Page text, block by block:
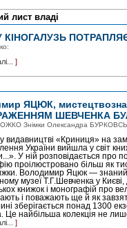
лист владі
КІНОГАЛУЗЬ
]
ЯЦЮК,
ШЕВЧЕНКА
Знімки Олександра
видавництві «Криниця» на
України вийшла у світ
У ній розповідається про
проілюстровано більш як
Володимир Яцюк — знаний
музеї Т.Г.Шевченка у
книжок і монографій про
і поважають ще й як
зберігається понад 1300
Це найбільша колекція не лише
]